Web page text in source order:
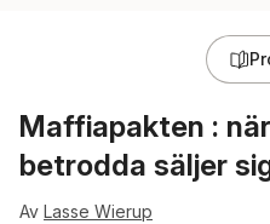
Maffiapakten :
betrodda säljer
Av Lasse Wierup